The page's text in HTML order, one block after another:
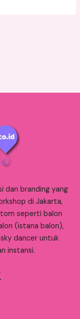
dan branding yang
di Jakarta,
seperti balon
(istana balon),
dancer untuk
instansi.